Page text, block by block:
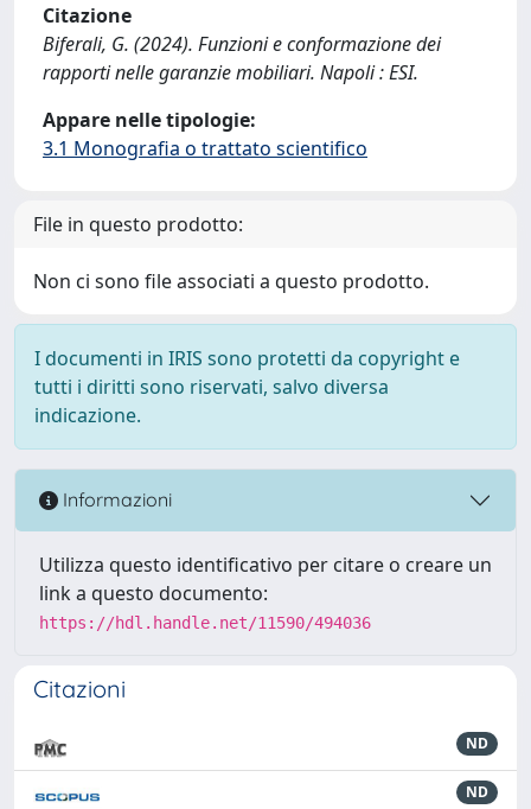
Citazione
Biferali, G. (2024). Funzioni e conformazione dei
rapporti nelle garanzie mobiliari. Napoli : ESI.
Appare nelle tipologie:
3.1 Monografia o trattato scientifico
File in questo prodotto:
Non ci sono file associati a questo prodotto.
I documenti in IRIS sono protetti da copyright e
tutti i diritti sono riservati, salvo diversa
indicazione.
Informazioni
Utilizza questo identificativo per citare o creare un
link a questo documento:
https://hdl.handle.net/11590/494036
Citazioni
ND
ND